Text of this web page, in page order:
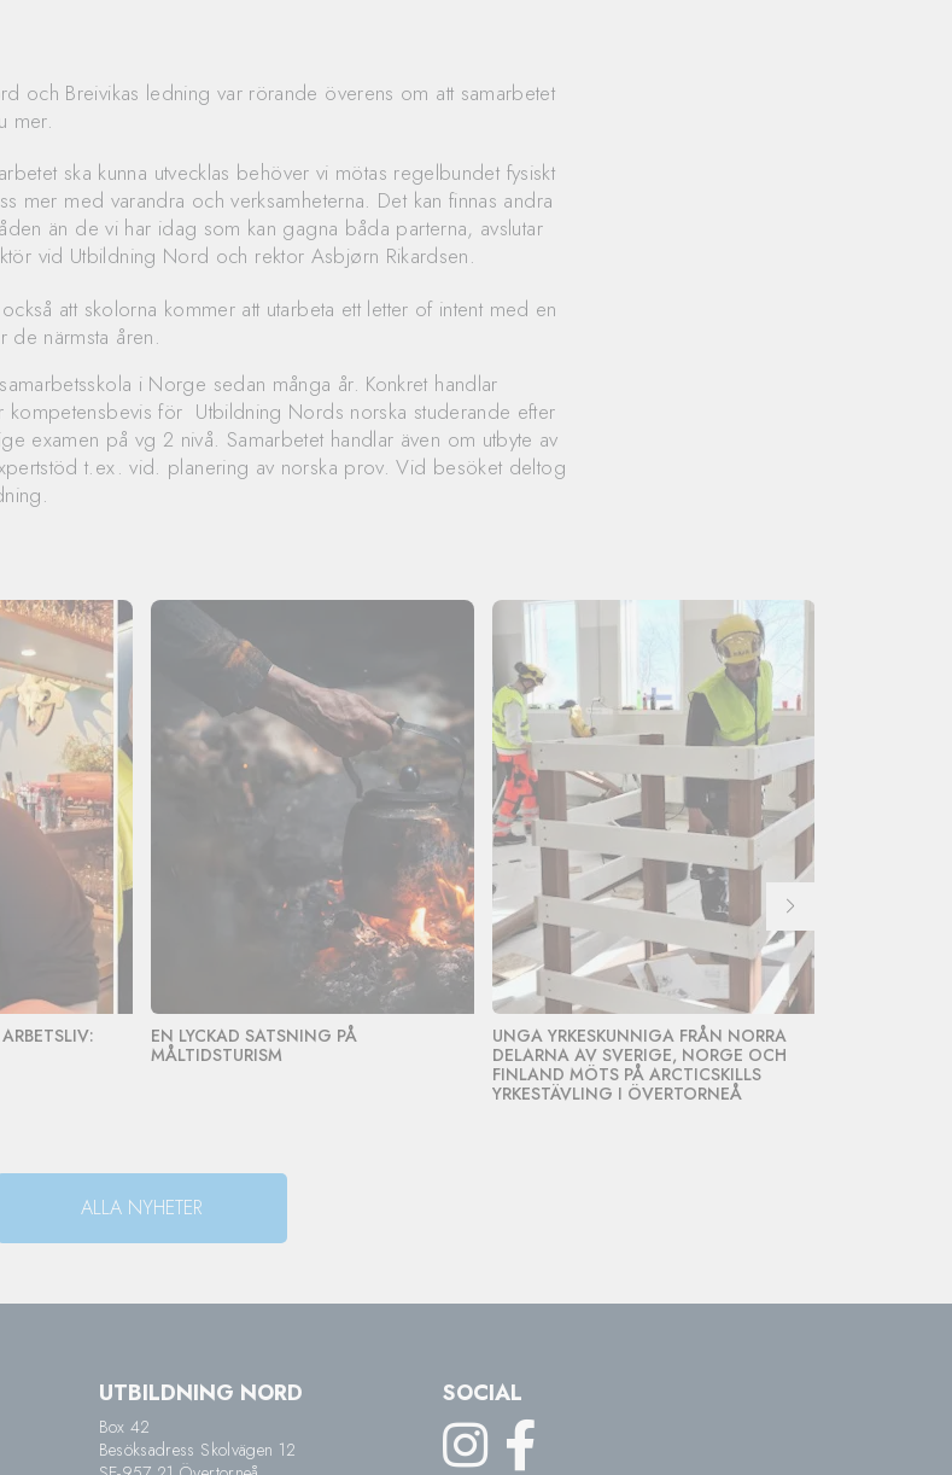
och Breivikas ledning var rörande överens om att samarbetet
mer.
ska kunna utvecklas behöver vi mötas regelbundet fysiskt
mer med varandra och verksamheterna. Det kan finnas andra
än de vi har idag som kan gagna båda parterna, avslutar
vid Utbildning Nord och rektor Asbjørn Rikardsen.
att skolorna kommer att utarbeta ett letter of intent med en
de närmsta åren.
i Norge sedan många år. Konkret handlar
kompetensbevis för Utbildning Nords norska studerande efter
examen på vg 2 nivå. Samarbetet handlar även om utbyte av
t.ex. vid. planering av norska prov. Vid besöket deltog
EN LYCKAD SATSNING PÅ
MÅLTIDSTURISM
UNGA YRKESKUNNIGA FRÅN NORRA
DELARNA AV SVERIGE, NORGE OCH
FINLAND MÖTS PÅ ARCTICSKILLS
YRKESTÄVLING I ÖVERTORNEÅ
ALLA NYHETER
UTBILDNING NORD
Box 42
Besöksadress Skolvägen 12
SOCIAL